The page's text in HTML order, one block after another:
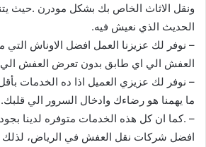
ونقل الاثاث الخاص بك بشكل مودرن .حيث
الحديث الذي نعيش فيه.
– نوفر لك عزيزنا العمل افضل الاوناش التي
العفش الي اي طابق بدون تعرض العفش
– نوفر لك عزيزي العميل اذا ده الخدمات
ما يهمنا هو رضاءك وادخال السرور الي قلبك.
– .كما ان كل هذه الخدمات متوفره لدينا
افضل شركات نقل العفش في الرياض، لذلك